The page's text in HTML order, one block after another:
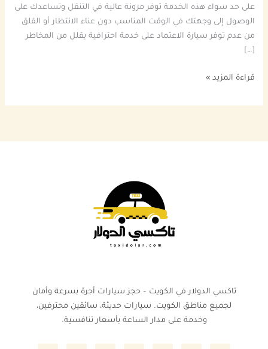
على حد سواء هذه الخدمة توفر مرونة عالية في التنقل وتساعدك على
الوصول إلى وجهتك في الوقت المناسب دون عناء الانتظار أو القلق
من عدم توفر سيارة الاعتماد على خدمة احترافية يقلل من المخاطر
[…]
قراءة المزيد »
تاكسي الدولار في الكويت – حجز سيارات أجرة بسرعة وأمان
لجميع مناطق الكويت. سيارات حديثة، سائقين محترفين،
وخدمة على مدار الساعة بأسعار تنافسية.